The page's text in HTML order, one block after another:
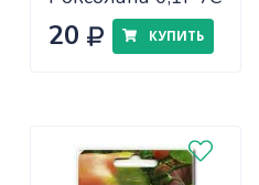
20 КУПИТЬ